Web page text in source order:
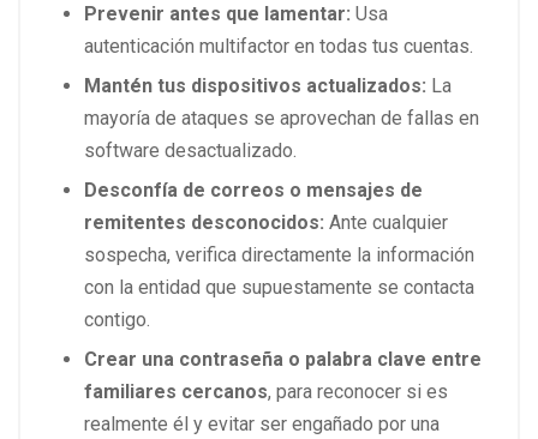
Prevenir antes que lamentar: Usa
autenticación multifactor en todas tus cuentas.
Mantén tus dispositivos actualizados: La
mayoría de ataques se aprovechan de fallas en
software desactualizado.
Desconfía de correos o mensajes de
remitentes desconocidos: Ante cualquier
sospecha, verifica directamente la información
con la entidad que supuestamente se contacta
contigo.
Crear una contraseña o palabra clave entre
familiares cercanos, para reconocer si es
realmente él y evitar ser engañado por una